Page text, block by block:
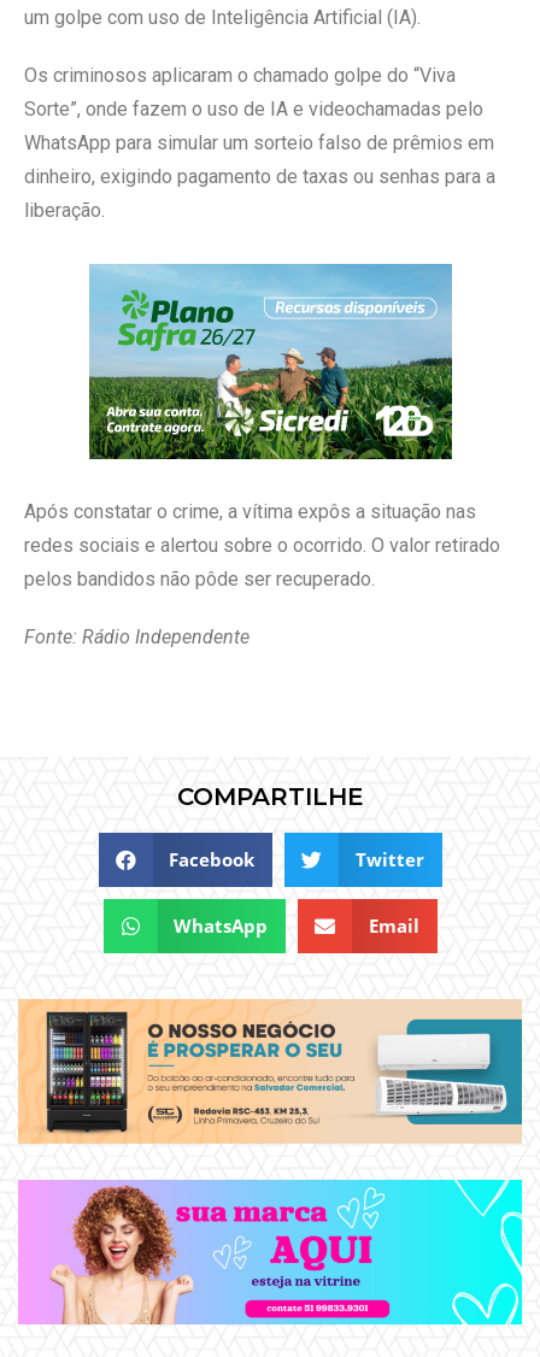
um golpe com uso de Inteligência Artificial (IA).
Os criminosos aplicaram o chamado golpe do “Viva
Sorte”, onde fazem o uso de IA e videochamadas pelo
WhatsApp para simular um sorteio falso de prêmios em
dinheiro, exigindo pagamento de taxas ou senhas para a
liberação.
Após constatar o crime, a vítima expôs a situação nas
redes sociais e alertou sobre o ocorrido. O valor retirado
pelos bandidos não pôde ser recuperado.
Fonte: Rádio Independente
COMPARTILHE
Facebook Twitter
WhatsApp Email